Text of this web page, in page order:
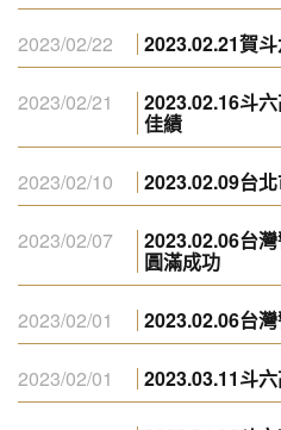
2023/02/22 2023.02.21賀
2023/02/21 2023.02.16斗
佳績
2023/02/10 2023.02.09台
2023/02/07 2023.02.06台
圓滿成功
2023/02/01 2023.02.06台
2023/02/01 2023.03.11斗